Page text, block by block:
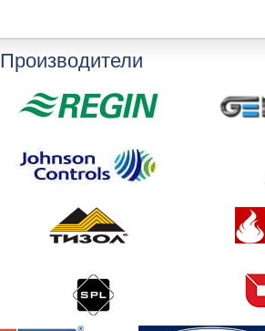
Производители